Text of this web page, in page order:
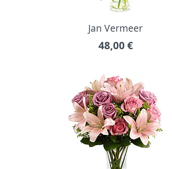
Jan Vermeer
48,00 €